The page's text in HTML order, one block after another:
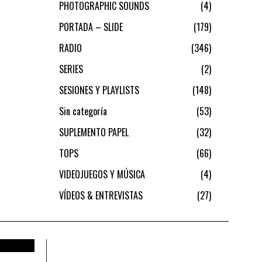
PHOTOGRAPHIC SOUNDS
4
PORTADA – SLIDE
179
RADIO
346
SERIES
2
SESIONES Y PLAYLISTS
148
Sin categoría
53
SUPLEMENTO PAPEL
32
TOPS
66
VIDEOJUEGOS Y MÚSICA
4
VÍDEOS & ENTREVISTAS
27